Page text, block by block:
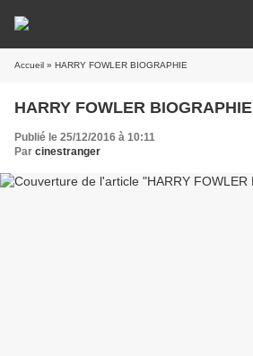
Accueil » HARRY FOWLER BIOGRAPHIE
HARRY FOWLER BIOGRAPHIE
Publié le 25/12/2016 à 10:11
Par cinestranger